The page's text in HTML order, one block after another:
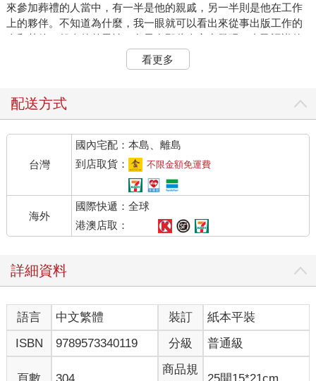
來參加葬禮的人當中，有一半是他的親戚，另一半則是他在工作
上的夥伴。不知道為什麼，我一眼就可以看出來從事出版工作的
人和其他一般人的差異性。冬子在那些人之中發現了自己認識的
人，於是走過去和他攀談。那是個皮膚黝黑、小腹稍微突出的男
人，聽說是川津雅之的責任編輯。透過冬子的介紹，我才知道他
「不過真是除了驚訝之外，再也沒有別的感覺了啊。」
「根據驗屍結果，他是在屍體被發現的前一天晚上被殺害的。好
像是毒殺哦。」
「毒？」
「聽說是農藥的一種。被毒死了以後，好像還被榔頭之類的東西
重擊了腦袋呢！」
「……」
一種莫名的感覺浮上我的胸口。
吃的東西的消化狀態看來似乎可以作出正確的推測，所以這個推
測好像可信度非常高。啊！這些事情您應該已經知道了吧？」
我不置可否，但是輕輕地點了點頭，接著問道：
「那推測的死亡時間大概是幾點鐘呢？」
「大約是十點到十二點左右，警方是這麼說啦！不過其實啊，我
那天有問他哦，說如果有時間要不要一起去喝一杯之類的。結果
他拒絕了我，說是已經和別人先約好了。」
看更多
配送方式
台灣
國內宅配：本島、離島
到店取貨：
不限金額免運費
海外
國際快遞：全球
港澳店取：
詳細資料
語言 中文繁體 裝訂
紙本平裝
ISBN
9789573340119 分級 普通級
商品規